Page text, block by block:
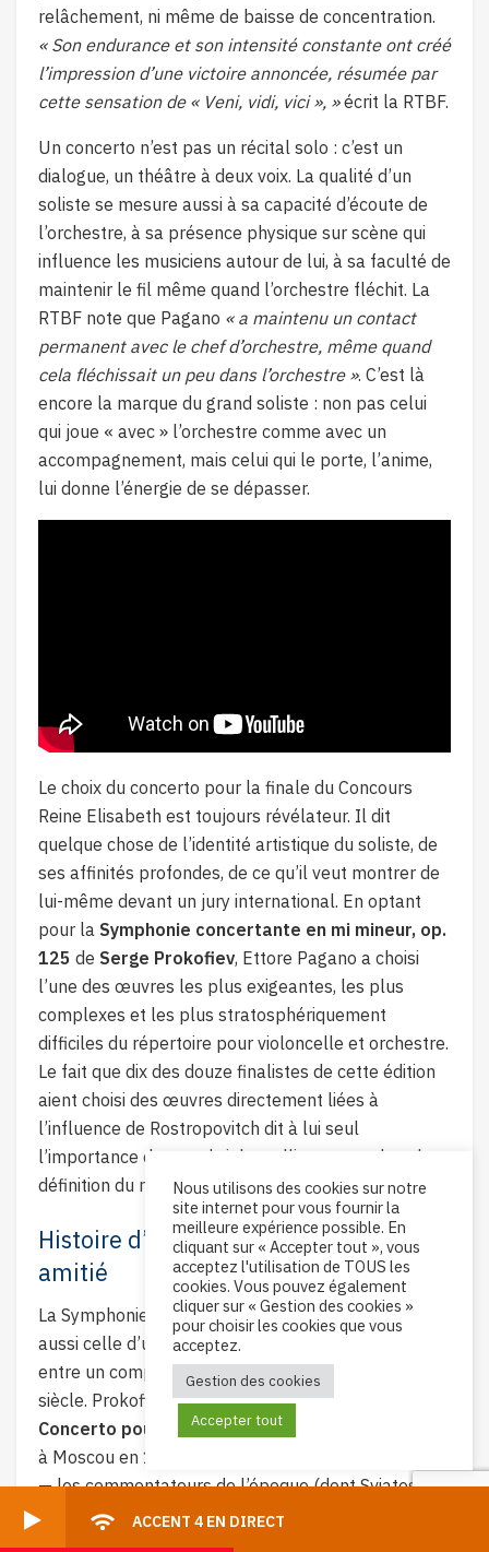
relâchement, ni même de baisse de concentration.
« Son endurance et son intensité constante ont créé
l’impression d’une victoire annoncée, résumée par
cette sensation de « Veni, vidi, vici », »écrit la RTBF.
Un concerto n’est pas un récital solo : c’est un
dialogue, un théâtre à deux voix. La qualité d’un
soliste se mesure aussi à sa capacité d’écoute de
l’orchestre, à sa présence physique sur scène qui
influence les musiciens autour de lui, à sa faculté de
maintenir le fil même quand l’orchestre fléchit. La
RTBF note que Pagano « a maintenu un contact
permanent avec le chef d’orchestre, même quand
cela fléchissait un peu dans l’orchestre ». C’est là
encore la marque du grand soliste : non pas celui
qui joue « avec » l’orchestre comme avec un
accompagnement, mais celui qui le porte, l’anime,
lui donne l’énergie de se dépasser.
Le choix du concerto pour la finale du Concours
Reine Elisabeth est toujours révélateur. Il dit
quelque chose de l’identité artistique du soliste, de
ses affinités profondes, de ce qu’il veut montrer de
lui-même devant un jury international. En optant
pour la Symphonie concertante en mi mineur, op.
125 de Serge Prokofiev, Ettore Pagano a choisi
l’une des œuvres les plus exigeantes, les plus
complexes et les plus stratosphériquement
difficiles du répertoire pour violoncelle et orchestre.
Le fait que dix des douze finalistes de cette édition
aient choisi des œuvres directement liées à
l’influence de Rostropovitch dit à lui seul
l’importance du grand violoncelliste russe dans la
définition du répertoire moderne de l’instrument.
Histoire d’une œuvre née d’une
amitié
La Symphonie concertante a une histoire qui est
aussi celle d’une des plus belles collaborations
entre un compositeur et un instrumentiste du XXe
siècle. Prokofiev avait composé en 1933-1938 un
Concerto pour violoncelle, op. 58
à Moscou en 1938 fut considérée comme un échec
— les commentateurs de l’époque (dont Sviatoslav
Richter, présent à la répétition) s’accordaient à dire
ACCENT 4 EN DIRECT
Nous utilisons des cookies sur notre
site internet pour vous fournir la
meilleure expérience possible. En
cliquant sur « Accepter tout », vous
acceptez l'utilisation de TOUS les
cookies. Vous pouvez également
cliquer sur « Gestion des cookies »
pour choisir les cookies que vous
acceptez.
Gestion des cookies
Accepter tout